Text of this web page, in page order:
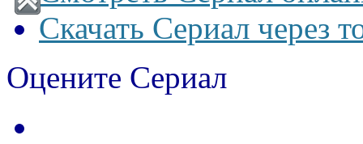
Скачать Сериал через
Оцените Сериал